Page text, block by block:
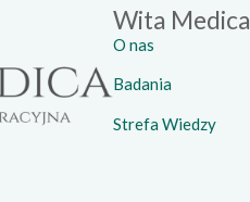
Wita Medica
O nas
Badania
Strefa Wiedzy